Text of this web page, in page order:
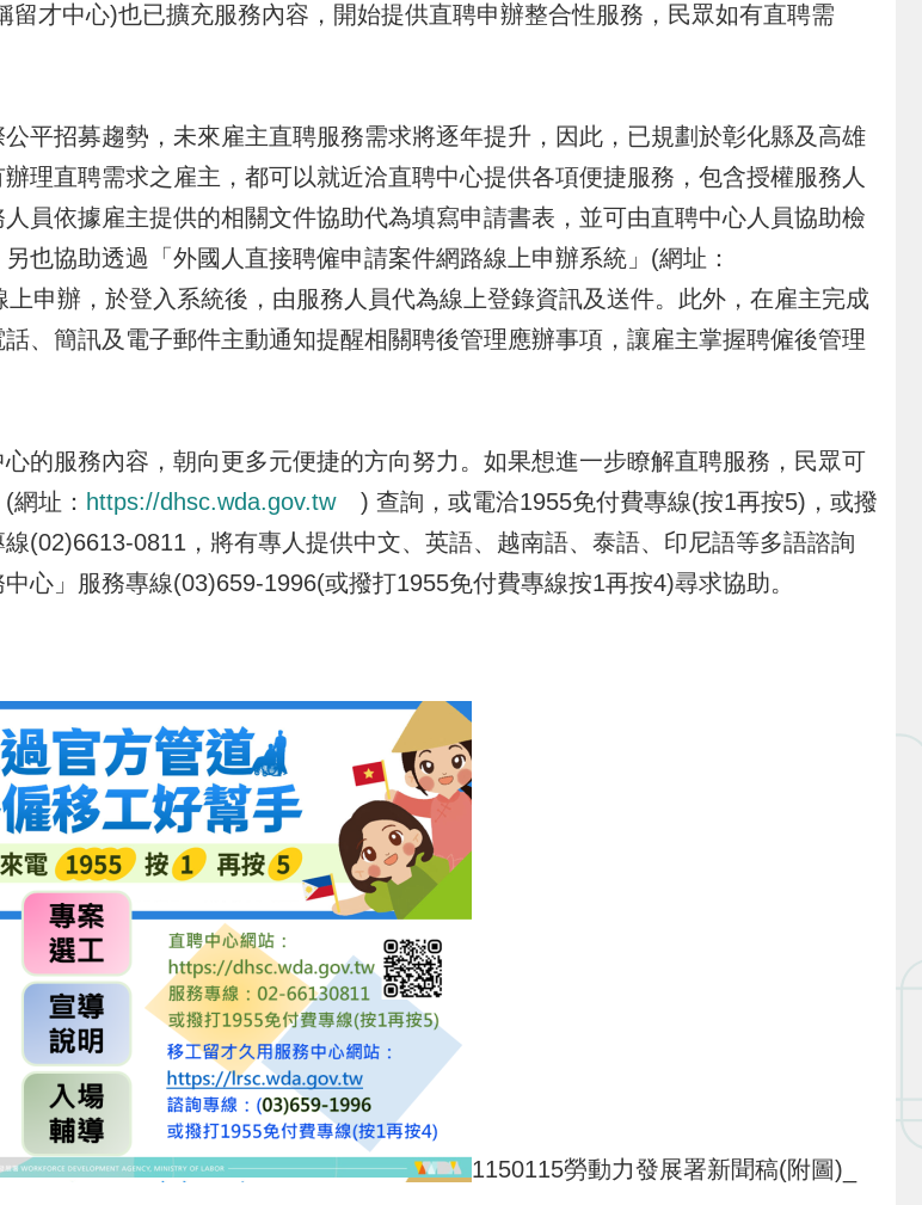
留才中心)也已擴充服務內容，開始提供直聘申辦整合性服務，民眾如有直聘需
招募趨勢，未來雇主直聘服務需求將逐年提升，因此，已規劃於彰化縣及高雄
理直聘需求之雇主，都可以就近洽直聘中心提供各項便捷服務，包含授權服務人
員依據雇主提供的相關文件協助代為填寫申請書表，並可由直聘中心人員協助檢
也協助透過「外國人直接聘僱申請案件網路線上申辦系統」(網址：
上申辦，於登入系統後，由服務人員代為線上登錄資訊及送件。此外，在雇主完成
、簡訊及電子郵件主動通知提醒相關聘後管理應辦事項，讓雇主掌握聘僱後管理
服務內容，朝向更多元便捷的方向努力。如果想進一步瞭解直聘服務，民眾可
址： https://dhsc.wda.gov.tw
) 查詢，或電洽1955免付費專線(按1再按5)，或撥
(02)6613-0811，將有專人提供中文、英語、越南語、泰語、印尼語等多語諮詢
心」服務專線(03)659-1996(或撥打1955免付費專線按1再按4)尋求協助。
1150115勞動力發展署新聞稿(附圖)_